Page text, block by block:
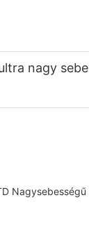
nagy